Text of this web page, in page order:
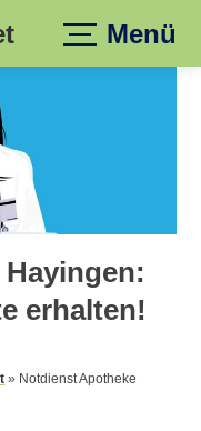
Menü
erhalten!
» Notdienst Apotheke